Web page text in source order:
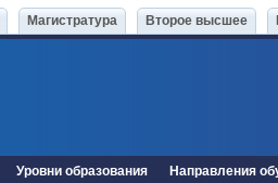
Магистратура Второе высшее
Уровни образования Направления